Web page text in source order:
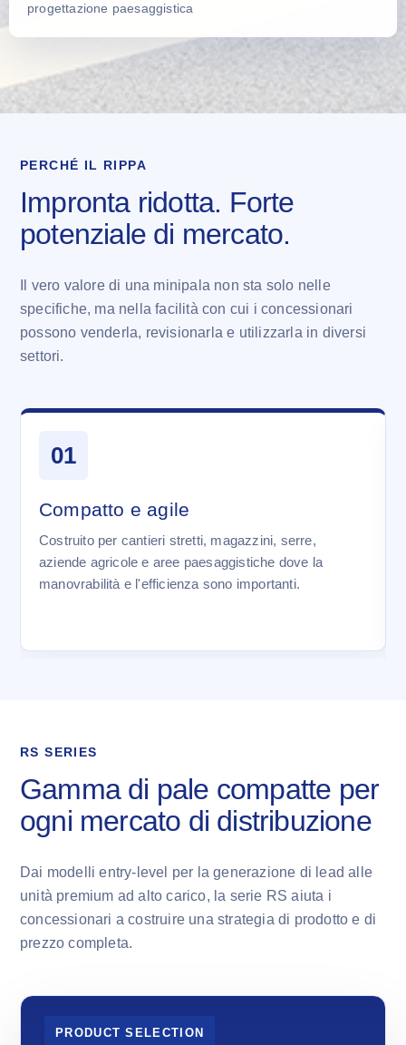
progettazione paesaggistica
PERCHÉ IL RIPPA
Impronta ridotta. Forte
potenziale di mercato.
Il vero valore di una minipala non sta solo nelle
specifiche, ma nella facilità con cui i concessionari
possono venderla, revisionarla e utilizzarla in diversi
settori.
01
Compatto e agile
Costruito per cantieri stretti, magazzini, serre,
aziende agricole e aree paesaggistiche dove la
manovrabilità e l'efficienza sono importanti.
RS SERIES
Gamma di pale compatte per
ogni mercato di distribuzione
Dai modelli entry-level per la generazione di lead alle
unità premium ad alto carico, la serie RS aiuta i
concessionari a costruire una strategia di prodotto e di
prezzo completa.
PRODUCT SELECTION